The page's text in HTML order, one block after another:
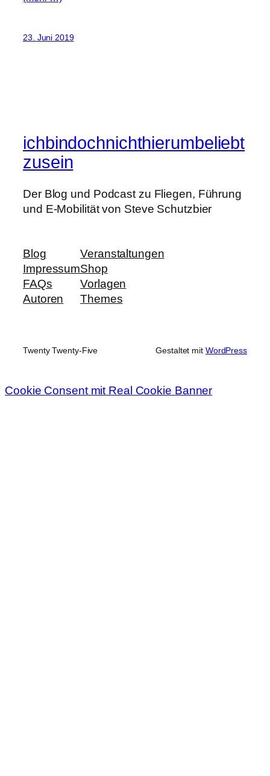
23. Juni 2019
ichbindochnichthierumbeliebt
zusein
Der Blog und Podcast zu Fliegen, Führung
und E-Mobilität von Steve Schutzbier
Blog
Impressum
FAQs
Autoren
Veranstaltungen
Shop
Vorlagen
Themes
Twenty Twenty-Five Gestaltet mit WordPress
Cookie Consent mit Real Cookie Banner